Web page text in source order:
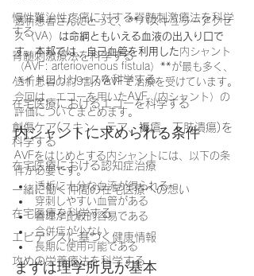
慢性難治性疼痛に対する脊髄刺激療法を科学
する
脊髄刺激療法を科学する
ハイドロリリースを科学する
在宅医療におけるエコーを科学する
創傷ケア(スキン テア、褥瘡、下肢潰瘍)を
科学する
在宅医療における認知症治療
一緒に働く仲間の在宅医療への想い
在宅医療を科学する
エビデンスに基づく健康情報
攻めの栄養療法を科学する
透析患者さんにとって、**バスキュラーアクセ
ス（VA） は命綱ともいえる血液の出入り口で
す。本邦では、自己血管を利用した内シャント
（AVF: arteriovenous fistula）**が最も多く、
透析患者の約9割がAVFで治療を受けています。
今回は、エコーを用いたAVF（内シャント）の
評価についてまとめます。
内シャントに求められる条件
AVFをはじめとする内シャントには、以下の条
件が必要です。
透析に十分な血流が得られる
穿刺しやすい血管がある
管理が比較的容易である
合併症が少ない
長期に使用可能である
まずは理学所見が基本